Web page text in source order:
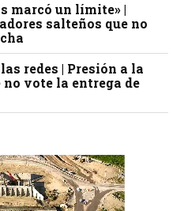
marcó un límite» |
salteños que no
redes | Presión a la
vote la entrega de